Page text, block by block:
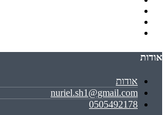
אודות
אודות
nuriel.sh1@gmail.com
0505492178